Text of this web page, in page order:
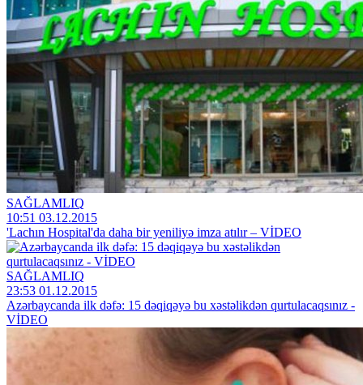
SAĞLAMLIQ
10:51 03.12.2015
'Lachın Hospital'da daha bir yeniliyə imza atılır – VİDEO
SAĞLAMLIQ
23:53 01.12.2015
Azərbaycanda ilk dəfə: 15 dəqiqəyə bu xəstəlikdən qurtulacaqsınız -
VİDEO